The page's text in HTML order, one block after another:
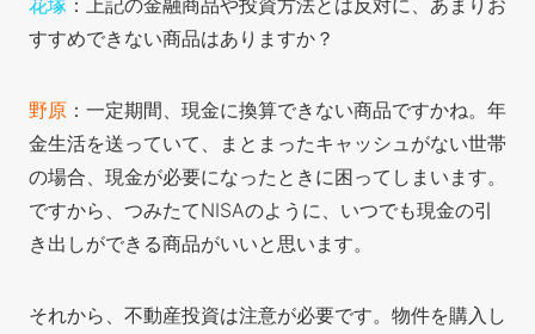
すすめできない商品はありますか？
野原 ：一定期間、現金に換算できない商品ですかね。年
金生活を送っていて、まとまったキャッシュがない世帯
の場合、現金が必要になったときに困ってしまいます。
ですから、つみたてNISAのように、いつでも現金の引
き出しができる商品がいいと思います。
それから、不動産投資は注意が必要です。物件を購入し